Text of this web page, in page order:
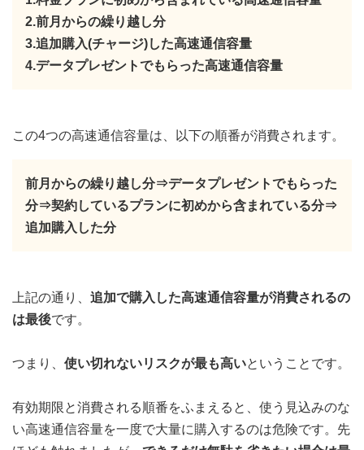
2.前月からの繰り越し分
3.追加購入(チャージ)した高速通信容量
4.データプレゼントでもらった高速通信容量
この4つの高速通信容量は、以下の順番が消費されます。
前月からの繰り越し分⇒データプレゼントでもらった
分⇒契約しているプランに初めから含まれている分⇒
追加購入した分
上記の通り、 追加で購入した高速通信容量が消費されるの
は最後です。
つまり、 使い切れないリスクが最も高いということです。
有効期限と消費される順番をふまえると、使う見込みのな
い高速通信容量を一度で大量に購入するのは危険です。先